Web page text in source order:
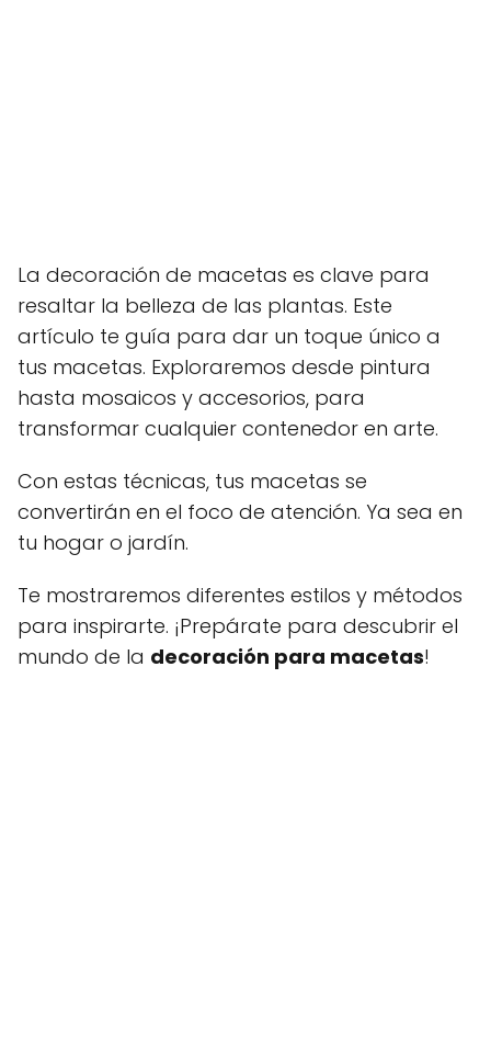
La decoración de macetas es clave para
resaltar la belleza de las plantas. Este
artículo te guía para dar un toque único a
tus macetas. Exploraremos desde pintura
hasta mosaicos y accesorios, para
transformar cualquier contenedor en arte.
Con estas técnicas, tus macetas se
convertirán en el foco de atención. Ya sea en
tu hogar o jardín.
Te mostraremos diferentes estilos y métodos
para inspirarte. ¡Prepárate para descubrir el
mundo de la decoración para macetas!